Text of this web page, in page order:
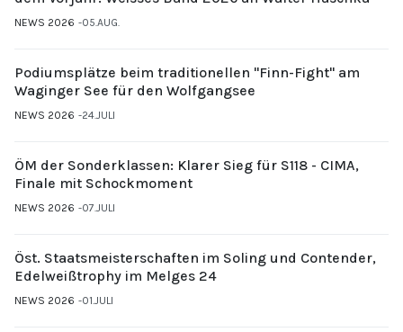
NEWS 2026 05.AUG.
Podiumsplätze beim traditionellen "Finn-Fight" am
Waginger See für den Wolfgangsee
NEWS 2026 24.JULI
ÖM der Sonderklassen: Klarer Sieg für S118 - CIMA,
Finale mit Schockmoment
NEWS 2026 07.JULI
Öst. Staatsmeisterschaften im Soling und Contender,
Edelweißtrophy im Melges 24
NEWS 2026 01.JULI